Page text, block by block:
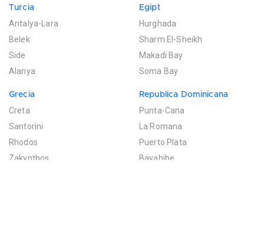
Turcia
Antalya-Lara
Belek
Side
Alanya
Egipt
Hurghada
Sharm El-Sheikh
Makadi Bay
Soma Bay
Grecia
Creta
Santorini
Rhodos
Zakynthos
Republica Dominicana
Punta-Cana
La Romana
Puerto Plata
Bayahibe